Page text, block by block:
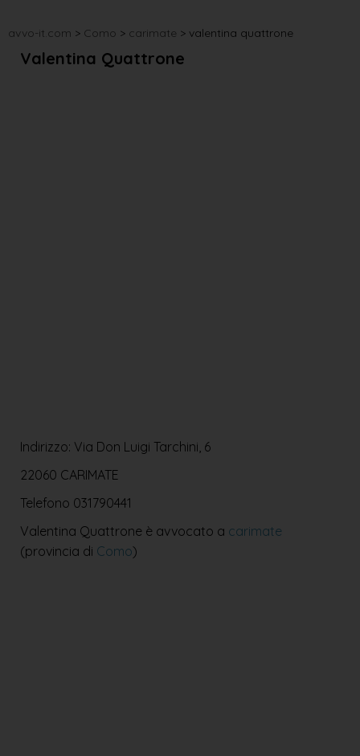
avvo-it.com > Como > carimate > valentina quattrone
Valentina Quattrone
Indirizzo: Via Don Luigi Tarchini, 6
22060 CARIMATE
Telefono 031790441
Valentina Quattrone è avvocato a carimate
(provincia di Como)